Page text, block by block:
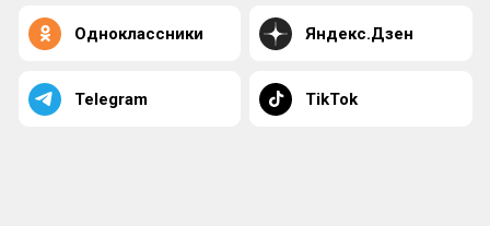
Одноклассники Яндекс.Дзен
Telegram TikTok